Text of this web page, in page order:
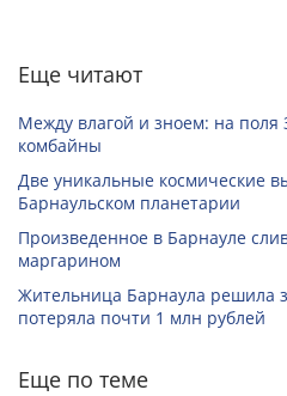
Еще читают
Между влагой и зноем: на
комбайны
Две уникальные космические
Барнаульском планетарии
Произведенное в Барнауле
маргарином
Жительница Барнаула решила
потеряла почти 1 млн рублей
Еще по теме